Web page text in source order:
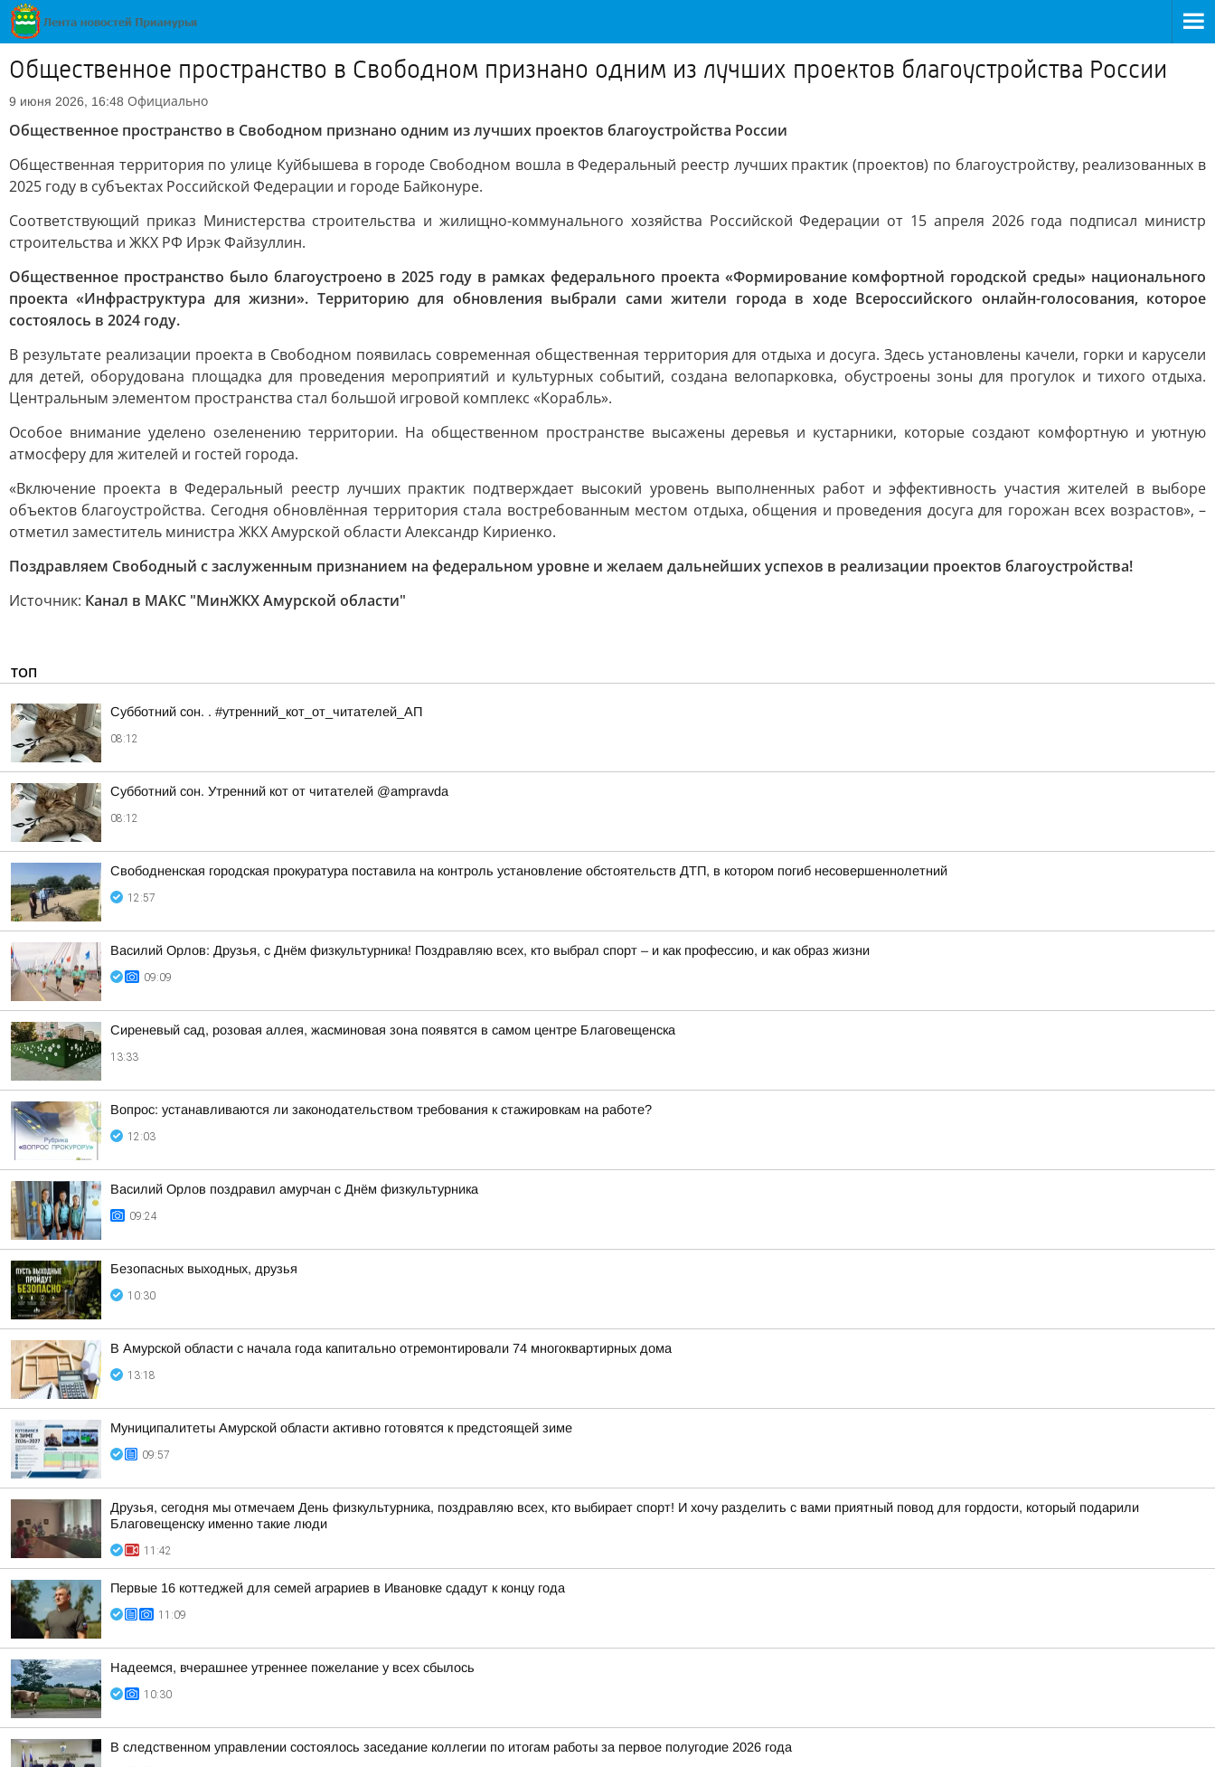
Общественное пространство в Свободном признано одним из лучших проектов благоустройства России
9 июня 2026, 16:48 Официально
Общественное пространство в Свободном признано одним из лучших проектов благоустройства России
Общественная территория по улице Куйбышева в городе Свободном вошла в Федеральный реестр лучших практик (проектов) по благоустройству, реализованных в
2025 году в субъектах Российской Федерации и городе Байконуре.
Соответствующий приказ Министерства строительства и жилищно-коммунального хозяйства Российской Федерации от 15 апреля 2026 года подписал министр
строительства и ЖКХ РФ Ирэк Файзуллин.
Общественное пространство было благоустроено в 2025 году в рамках федерального проекта «Формирование комфортной городской среды» национального
проекта «Инфраструктура для жизни». Территорию для обновления выбрали сами жители города в ходе Всероссийского онлайн-голосования, которое
состоялось в 2024 году.
В результате реализации проекта в Свободном появилась современная общественная территория для отдыха и досуга. Здесь установлены качели, горки и карусели
для детей, оборудована площадка для проведения мероприятий и культурных событий, создана велопарковка, обустроены зоны для прогулок и тихого отдыха.
Центральным элементом пространства стал большой игровой комплекс «Корабль».
Особое внимание уделено озеленению территории. На общественном пространстве высажены деревья и кустарники, которые создают комфортную и уютную
атмосферу для жителей и гостей города.
«Включение проекта в Федеральный реестр лучших практик подтверждает высокий уровень выполненных работ и эффективность участия жителей в выборе
объектов благоустройства. Сегодня обновлённая территория стала востребованным местом отдыха, общения и проведения досуга для горожан всех возрастов», –
отметил заместитель министра ЖКХ Амурской области Александр Кириенко.
Поздравляем Свободный с заслуженным признанием на федеральном уровне и желаем дальнейших успехов в реализации проектов благоустройства!
Источник: Канал в МАКС "МинЖКХ Амурской области"
ТОП
Субботний сон. . #утренний_кот_от_читателей_АП
08:12
Субботний сон. Утренний кот от читателей @ampravda
08:12
Свободненская городская прокуратура поставила на контроль установление обстоятельств ДТП, в котором погиб несовершеннолетний
12:57
Василий Орлов: Друзья, с Днём физкультурника! Поздравляю всех, кто выбрал спорт – и как профессию, и как образ жизни
09:09
Сиреневый сад, розовая аллея, жасминовая зона появятся в самом центре Благовещенска
13:33
Вопрос: устанавливаются ли законодательством требования к стажировкам на работе?
12:03
Василий Орлов поздравил амурчан с Днём физкультурника
09:24
Безопасных выходных, друзья
10:30
В Амурской области с начала года капитально отремонтировали 74 многоквартирных дома
13:18
Муниципалитеты Амурской области активно готовятся к предстоящей зиме
09:57
Друзья, сегодня мы отмечаем День физкультурника, поздравляю всех, кто выбирает спорт! И хочу разделить с вами приятный повод для гордости, который подарили
Благовещенску именно такие люди
11:42
Первые 16 коттеджей для семей аграриев в Ивановке сдадут к концу года
11:09
Надеемся, вчерашнее утреннее пожелание у всех сбылось
10:30
В следственном управлении состоялось заседание коллегии по итогам работы за первое полугодие 2026 года